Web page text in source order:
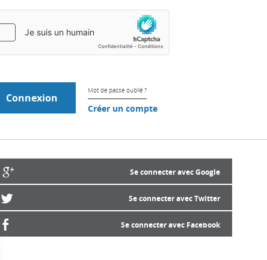
Mot de passe oublié ?
Créer un compte
Se connecter avec Google
Se connecter avec Twitter
Se connecter avec Facebook